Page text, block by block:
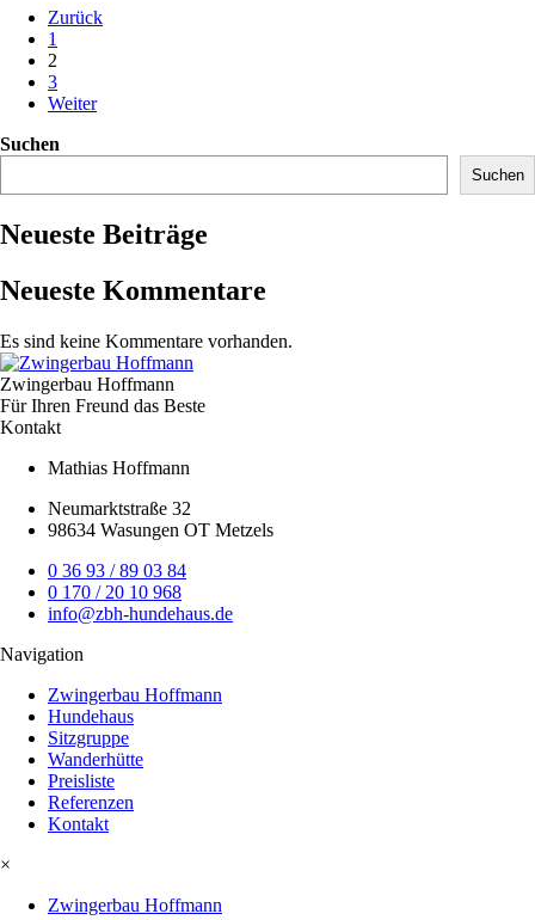
Zurück
1
2
3
Weiter
Suchen
Suchen
Neueste Beiträge
Neueste Kommentare
Es sind keine Kommentare vorhanden.
Zwingerbau Hoffmann
Für Ihren Freund das Beste
Kontakt
Mathias Hoffmann
Neumarktstraße 32
98634 Wasungen OT Metzels
0 36 93 / 89 03 84
0 170 / 20 10 968
info@zbh-hundehaus.de
Navigation
Zwingerbau Hoffmann
Hundehaus
Sitzgruppe
Wanderhütte
Preisliste
Referenzen
Kontakt
×
Zwingerbau Hoffmann